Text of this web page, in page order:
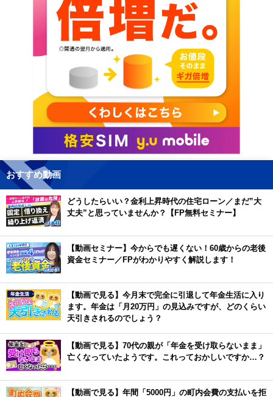
おすすめ動画
どうしたらいい？金利上昇時代の住宅ローン／まだ”大
丈夫”と思っていませんか？【FP無料セミナー】
【動画セミナー】今からでも遅くない！60歳からの老後
資金セミナー／FPがわかりやすく解説します！
【動画で見る】今月末で完全に引退して年金生活に入り
ます。年金は「月20万円」の見込みですが、どのくらい
天引きされるのでしょう？
【動画で見る】70代の親が「年金を受け取らないまま」
亡くなっていたようです。これっておかしいですか…？
【動画で見る】年間「5000円」の町内会費の支払いを拒